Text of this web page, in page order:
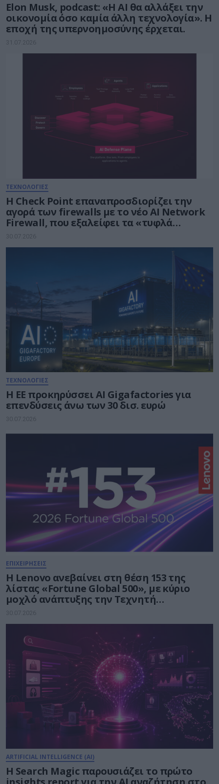
Elon Musk, podcast: «Η AI θα αλλάξει την
οικονομία όσο καμία άλλη τεχνολογία». Η
εποχή της υπερνοημοσύνης έρχεται.
31.07.2026
ΤΕΧΝΟΛΟΓΙΕΣ
Η Check Point επαναπροσδιορίζει την
αγορά των firewalls με το νέο AI Network
Firewall, που εξαλείφει τα «τυφλά
σημεία» της Τεχνητής Νοημοσύνης σε
κάθε δίκτυο
30.07.2026
ΤΕΧΝΟΛΟΓΙΕΣ
Η ΕΕ προκηρύσσει AI Gigafactories για
επενδύσεις άνω των 30 δισ. ευρώ
30.07.2026
ΕΠΙΧΕΙΡΗΣΕΙΣ
Η Lenovo ανεβαίνει στη θέση 153 της
λίστας «Fortune Global 500», με κύριο
μοχλό ανάπτυξης την Τεχνητή
Νοημοσύνη
30.07.2026
ARTIFICIAL INTELLIGENCE (AI)
Η Search Magic παρουσιάζει το πρώτο